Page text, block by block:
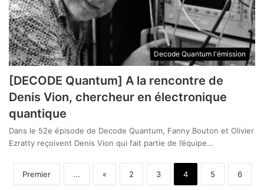
Decode Quantum l'émission
[DECODE Quantum] A la rencontre de
Denis Vion, chercheur en électronique
quantique
Dans le 52e épisode de Decode Quantum, Fanny Bouton et Olivier
Ezratty reçoivent Denis Vion qui fait partie de l’équipe…
Premier ... « 2 3 4 5 6